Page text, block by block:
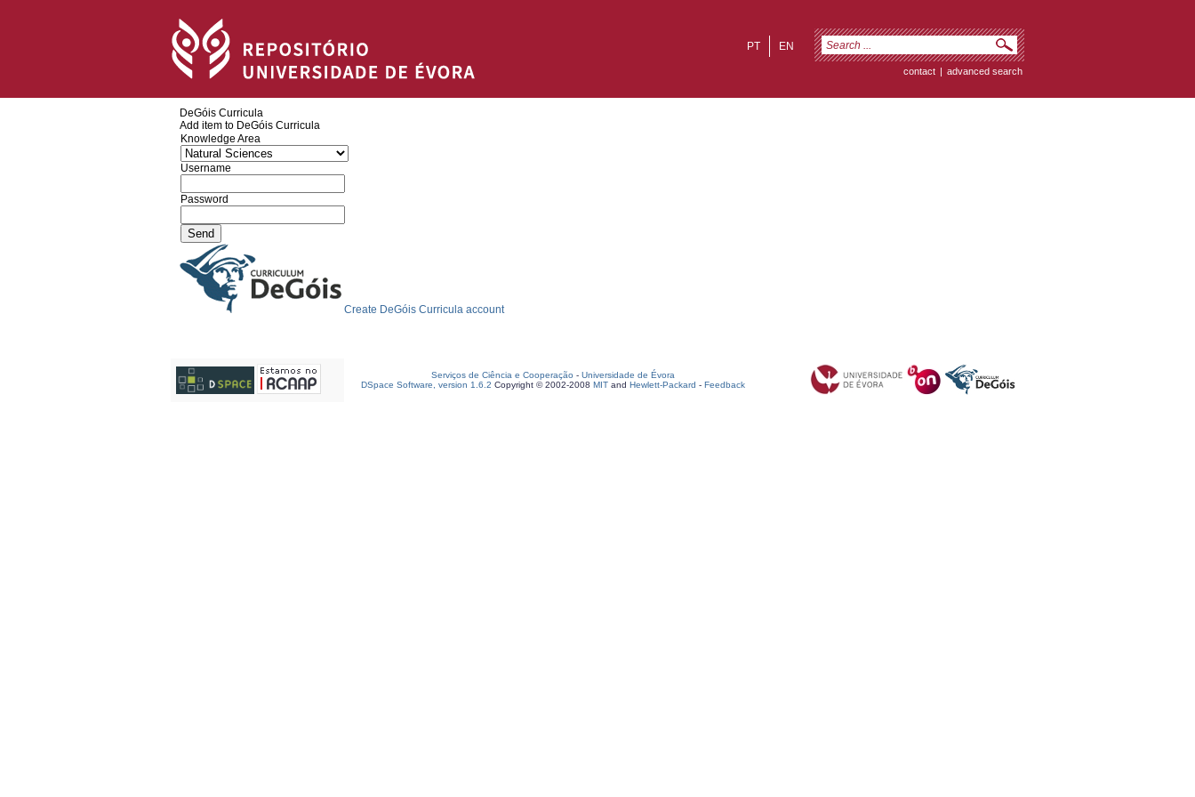
EN
PT
contact | advanced search
DeGóis Curricula
Add item to DeGóis Curricula
Knowledge Area
Username
Password
Create DeGóis Curricula account
Serviços de Ciência e Cooperação - Universidade de Évora
DSpace Software, version 1.6.2 Copyright © 2002-2008 MIT and Hewlett-Packard - Feedback